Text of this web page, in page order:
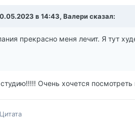
в 14:43, Валерисказал:
прекрасно меня лечит. Я тут
Очень хочется
Цитата